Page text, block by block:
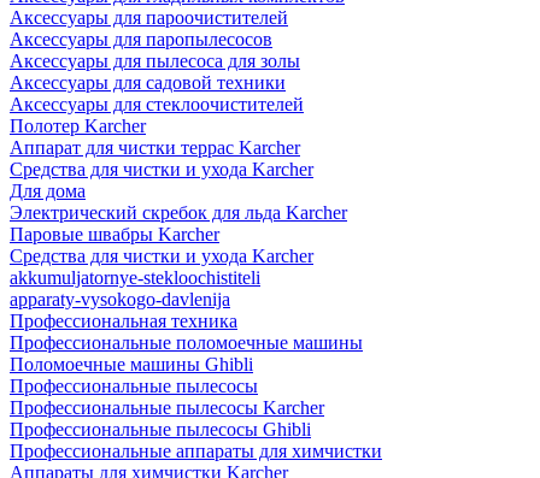
Аксессуары для пароочистителей
Аксессуары для паропылесосов
Аксессуары для пылесоса для золы
Аксессуары для садовой техники
Аксессуары для стеклоочистителей
Полотер Karcher
Аппарат для чистки террас Karcher
Средства для чистки и ухода Karcher
Для дома
Электрический скребок для льда Karcher
Паровые швабры Karcher
Средства для чистки и ухода Karcher
akkumuljatornye-stekloochistiteli
apparaty-vysokogo-davlenija
Профессиональная техника
Профессиональные поломоечные машины
Поломоечные машины Ghibli
Профессиональные пылесосы
Профессиональные пылесосы Karcher
Профессиональные пылесосы Ghibli
Профессиональные аппараты для химчистки
Аппараты для химчистки Karcher